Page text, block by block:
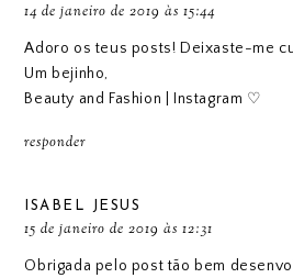
14 de janeiro de 2019 às 15:44
Adoro os teus posts! Deixaste-me
Um bejinho,
Beauty and Fashion |Instagram ♡
responder
ISABEL JESUS
15 de janeiro de 2019 às 12:31
Obrigada pelo post tão bem